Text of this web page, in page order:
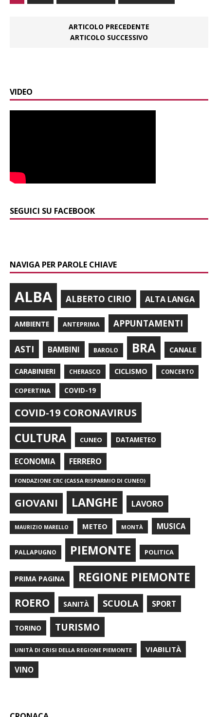
ARTICOLO PRECEDENTE
ARTICOLO SUCCESSIVO
VIDEO
SEGUICI SU FACEBOOK
NAVIGA PER PAROLE CHIAVE
ALBA ALBERTO CIRIO ALTA LANGA
AMBIENTE ANTEPRIMA APPUNTAMENTI
ASTI BAMBINI BAROLO BRA CANALE
CARABINIERI CHERASCO CICLISMO CONCERTO
COPERTINA COVID-19
COVID-19 CORONAVIRUS
CULTURA CUNEO DATAMETEO
ECONOMIA FERRERO
FONDAZIONE CRC (CASSA RISPARMIO DI CUNEO)
GIOVANI LANGHE LAVORO
MAURIZIO MARELLO METEO MONTÀ MUSICA
PALLAPUGNO PIEMONTE POLITICA
PRIMA PAGINA REGIONE PIEMONTE
ROERO SANITÀ SCUOLA SPORT
TORINO TURISMO
UNITÀ DI CRISI DELLA REGIONE PIEMONTE VIABILITÀ
VINO